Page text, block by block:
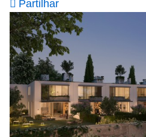
Partilhar